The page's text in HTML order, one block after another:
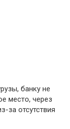
банку не
место, через
за отсутствия